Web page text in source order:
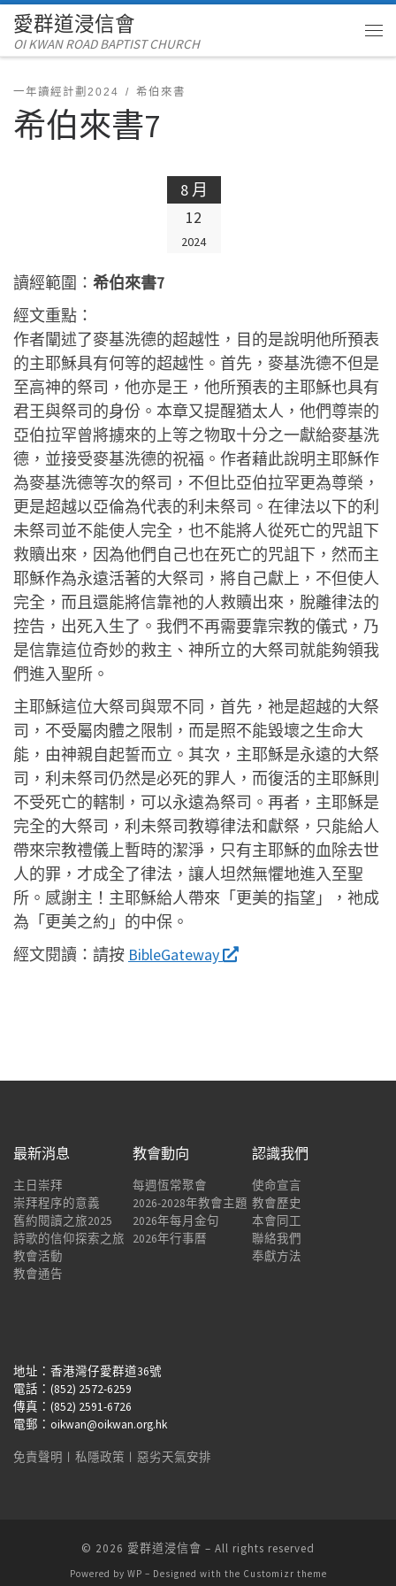
Skip to content
愛群道浸信會
OI KWAN ROAD BAPTIST CHURCH
一年讀經計劃2024 希伯來書
希伯來書7
8 月
12
2024
讀經範圍： 希伯來書7
經文重點：
作者闡述了麥基洗德的超越性，目的是說明他所預表
的主耶穌具有何等的超越性。首先，麥基洗德不但是
至高神的祭司，他亦是王，他所預表的主耶穌也具有
君王與祭司的身份。本章又提醒猶太人，他們尊崇的
亞伯拉罕曾將擄來的上等之物取十分之一獻給麥基洗
德，並接受麥基洗德的祝福。作者藉此說明主耶穌作
為麥基洗德等次的祭司，不但比亞伯拉罕更為尊榮，
更是超越以亞倫為代表的利未祭司。在律法以下的利
未祭司並不能使人完全，也不能將人從死亡的咒詛下
救贖出來，因為他們自己也在死亡的咒詛下，然而主
耶穌作為永遠活著的大祭司，將自己獻上，不但使人
完全，而且還能將信靠祂的人救贖出來，脫離律法的
控告，出死入生了。我們不再需要靠宗教的儀式，乃
是信靠這位奇妙的救主、神所立的大祭司就能夠領我
們進入聖所。
主耶穌這位大祭司與眾不同，首先，祂是超越的大祭
司，不受屬肉體之限制，而是照不能毀壞之生命大
能，由神親自起誓而立。其次，主耶穌是永遠的大祭
司，利未祭司仍然是必死的罪人，而復活的主耶穌則
不受死亡的轄制，可以永遠為祭司。再者，主耶穌是
完全的大祭司，利未祭司教導律法和獻祭，只能給人
帶來宗教禮儀上暫時的潔淨，只有主耶穌的血除去世
人的罪，才成全了律法，讓人坦然無懼地進入至聖
所。感謝主！主耶穌給人帶來「更美的指望」，祂成
為「更美之約」的中保。
經文閱讀： 請按 BibleGateway
最新消息
主日崇拜
崇拜程序的意義
舊約閱讀之旅2025
詩歌的信仰探索之旅
教會活動
教會通告
教會動向
每週恆常聚會
2026-2028年教會主題
2026年每月金句
2026年行事曆
認識我們
使命宣言
教會歷史
本會同工
聯絡我們
奉獻方法
地址：香港灣仔愛群道36號
電話：(852) 2572-6259
傳真：(852) 2591-6726
電郵：oikwan@oikwan.org.hk
免責聲明 ︱ 私隱政策 ︱ 惡劣天氣安排
© 2026 愛群道浸信會 – All rights reserved
Powered by WP – Designed with the Customizr theme